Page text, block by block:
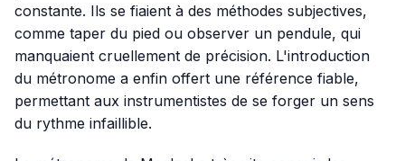
constante. Ils se fiaient à des méthodes subjectives,
comme taper du pied ou observer un pendule, qui
manquaient cruellement de précision. L'introduction
du métronome a enfin offert une référence fiable,
permettant aux instrumentistes de se forger un sens
du rythme infaillible.